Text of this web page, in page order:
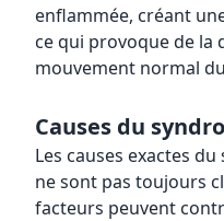
enflammée, créant
ce qui provoque de la
mouvement normal
Causes du
Les causes exactes
ne sont pas toujours
facteurs peuvent